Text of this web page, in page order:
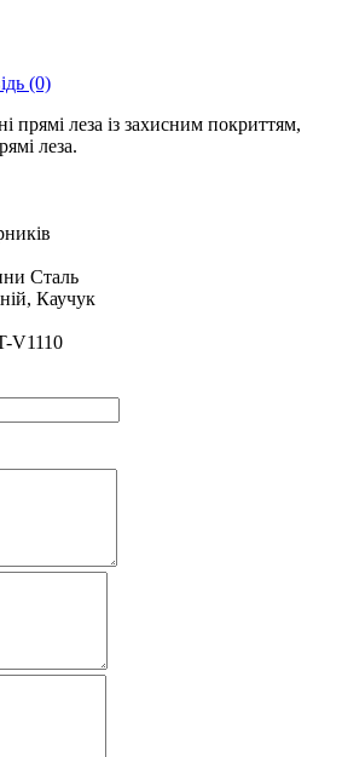
(0)
прямі леза із захисним покриттям,
леза.
Сталь
Каучук
V1110